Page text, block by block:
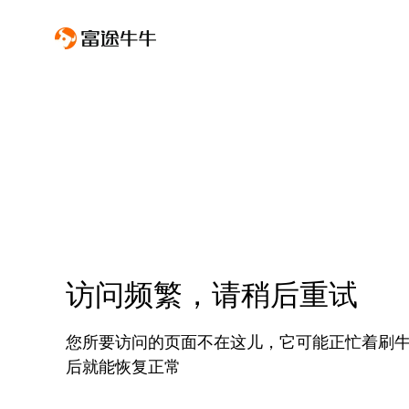
访问频繁，请稍后重试
您所要访问的页面不在这儿，它可能正忙着刷
后就能恢复正常